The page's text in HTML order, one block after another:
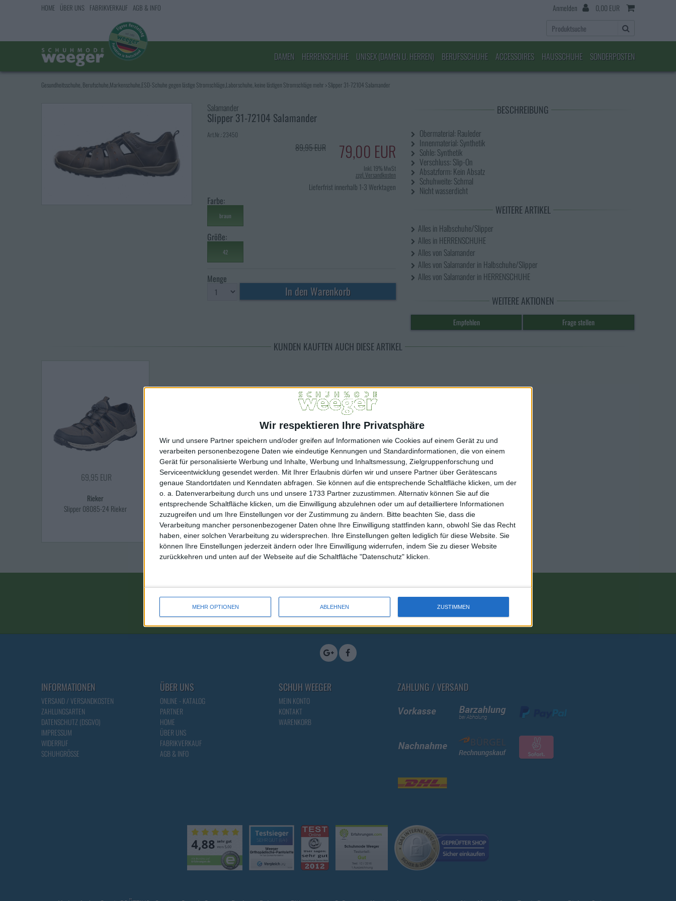
Wir respektieren Ihre Privatsphäre
Wir und unsere Partner speichern und/oder greifen auf Informationen wie Cookies auf einem Gerät zu und
verarbeiten personenbezogene Daten wie eindeutige Kennungen und Standardinformationen, die von einem
Gerät für personalisierte Werbung und Inhalte, Werbung und Inhaltsmessung, Zielgruppenforschung und
Serviceentwicklung gesendet werden.
Mit Ihrer Erlaubnis dürfen wir und unsere Partner über Gerätescans
genaue Standortdaten und Kenndaten abfragen. Sie können auf die entsprechende Schaltfläche klicken, um der
o. a. Datenverarbeitung durch uns und unsere 1733 Partner zuzustimmen. Alternativ können Sie auf die
entsprechende Schaltfläche klicken, um die Einwilligung abzulehnen oder um auf detailliertere Informationen
zuzugreifen und um Ihre Einstellungen vor der Zustimmung zu ändern.
Bitte beachten Sie, dass die
Verarbeitung mancher personenbezogener Daten ohne Ihre Einwilligung stattfinden kann, obwohl Sie das Recht
haben, einer solchen Verarbeitung zu widersprechen. Ihre Einstellungen gelten lediglich für diese Website. Sie
können Ihre Einstellungen jederzeit ändern oder Ihre Einwilligung widerrufen, indem Sie zu dieser Website
zurückkehren und unten auf der Webseite auf die Schaltfläche "Datenschutz" klicken.
MEHR OPTIONEN ABLEHNEN ZUSTIMMEN
HOME ÜBER UNS FABRIKVERKAUF AGB & INFO Anmelden 0,00 EUR
DAMEN HERRENSCHUHE UNISEX (DAMEN U. HERREN) BERUFSSCHUHE ACCESSOIRES HAUSSCHUHE SONDERPOSTEN
Gesundheitsschuhe, Berufschuhe,Markenschuhe,ESD-Schuhe gegen lästige Stromschläge,Laborschuhe, keine lästigen Stromschläge mehr >Slipper 31-72104 Salamander
Salamander
Slipper 31-72104 Salamander
Art.Nr.: 23450
89,95 EUR 79,00 EUR
Inkl. 19% MwSt
zzgl. Versandkosten
Lieferfrist innerhalb 1-3 Werktagen
Farbe:
braun
Größe:
42
Menge
BESCHREIBUNG
Obermaterial: Rauleder
Innenmaterial: Synthetik
Sohle: Synthetik
Verschluss: Slip-On
Absatzform: Kein Absatz
Schuhweite: Schmal
Nicht wasserdicht
WEITERE ARTIKEL
Alles in Halbschuhe/Slipper
Alles in HERRENSCHUHE
Alles von Salamander
Alles von Salamander in Halbschuhe/Slipper
Alles von Salamander in HERRENSCHUHE
WEITERE AKTIONEN
KUNDEN KAUFTEN AUCH DIESE ARTIKEL
69,95 EUR
Rieker
Slipper 08085-24 Rieker
NEWSLETTERANMELDUNG
Name E-Mail Adresse
INFORMATIONEN
VERSAND / VERSANDKOSTEN
ZAHLUNGSARTEN
DATENSCHUTZ (DSGVO)
IMPRESSUM
WIDERRUF
SCHUHGRÖSSE
ÜBER UNS
ONLINE - KATALOG
PARTNER
HOME
ÜBER UNS
FABRIKVERKAUF
AGB & INFO
SCHUH WEEGER
MEIN KONTO
KONTAKT
WARENKORB
ZAHLUNG / VERSAND